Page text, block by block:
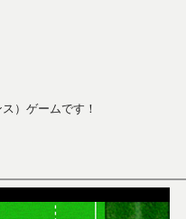
）ゲームです！